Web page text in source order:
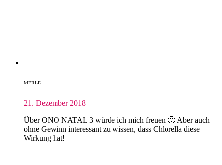
MERLE
21. Dezember 2018
Über ONO NATAL 3 würde ich mich freuen 🙂 Aber auch
ohne Gewinn interessant zu wissen, dass Chlorella diese
Wirkung hat!